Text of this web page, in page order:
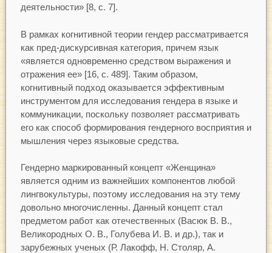
деятельности» [8, с. 7].
В рамках когнитивной теории гендер рассматривается
как пред-дискурсивная категория, причем язык
«является одновременно средством выражения и
отражения ее» [16, с. 489]. Таким образом,
когнитивный подход оказывается эффективным
инструментом для исследования гендера в языке и
коммуникации, поскольку позволяет рассматривать
его как способ формирования гендерного восприятия и
мышления через языковые средства.
Гендерно маркированный концепт «Женщина»
является одним из важнейших компонентов любой
лингвокультуры, поэтому исследования на эту тему
довольно многочисленны. Данный концепт стал
предметом работ как отечественных (Васюк В. В.,
Великородных О. В., Голубева И. В. и др.), так и
зарубежных ученых (Р. Лакофф, Н. Столяр, А.